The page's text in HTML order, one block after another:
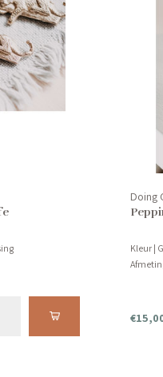
Doing
Kleur |